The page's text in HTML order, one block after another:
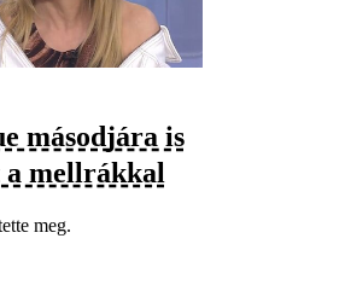
másodjára is
a mellrákkal
meg.